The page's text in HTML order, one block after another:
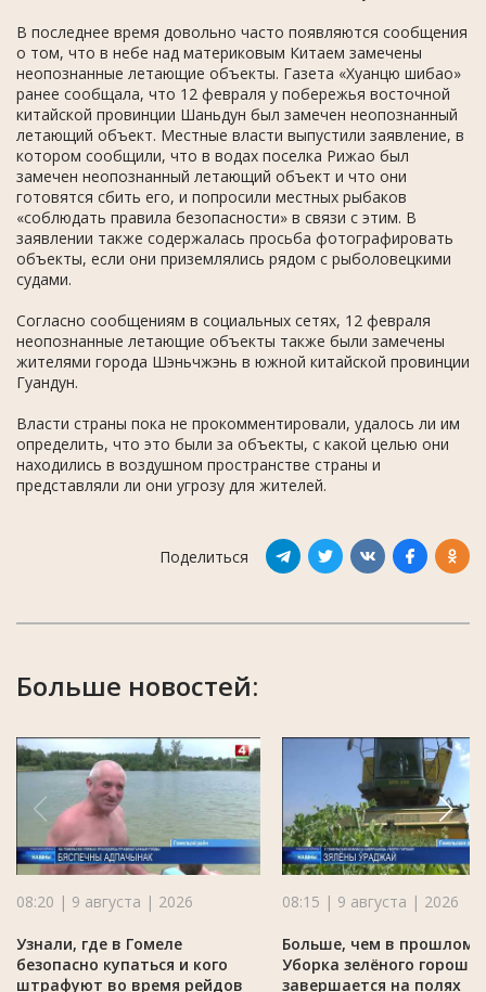
В последнее время довольно часто появляются сообщения
о том, что в небе над материковым Китаем замечены
неопознанные летающие объекты. Газета «Хуанцю шибао»
ранее сообщала, что 12 февраля у побережья восточной
китайской провинции Шаньдун был замечен неопознанный
летающий объект. Местные власти выпустили заявление, в
котором сообщили, что в водах поселка Рижао был
замечен неопознанный летающий объект и что они
готовятся сбить его, и попросили местных рыбаков
«соблюдать правила безопасности» в связи с этим. В
заявлении также содержалась просьба фотографировать
объекты, если они приземлялись рядом с рыболовецкими
судами.
Согласно сообщениям в социальных сетях, 12 февраля
неопознанные летающие объекты также были замечены
жителями города Шэньчжэнь в южной китайской провинции
Гуандун.
Власти страны пока не прокомментировали, удалось ли им
определить, что это были за объекты, с какой целью они
находились в воздушном пространстве страны и
представляли ли они угрозу для жителей.
Поделиться
Больше новостей:
08:20 | 9 августа | 2026
Узнали, где в Гомеле
безопасно купаться и кого
штрафуют во время рейдов
08:15 | 9 августа | 2026
Больше, чем в прошлом
Уборка зелёного горошка
завершается на полях